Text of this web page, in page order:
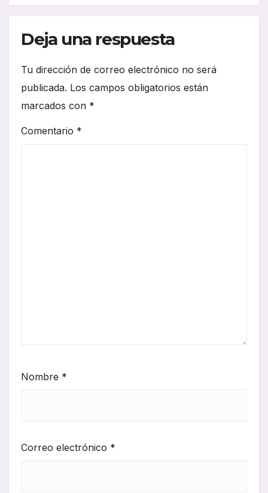
Deja una respuesta
Tu dirección de correo electrónico no será
publicada. Los campos obligatorios están
marcados con *
Comentario *
Nombre *
Correo electrónico *